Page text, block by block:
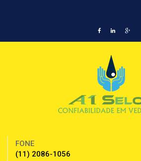
FONE
(11) 2086-1056